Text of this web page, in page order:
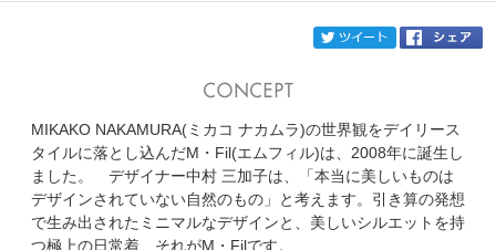
ブランド M・fil
カテゴリ
サイズ
MIKAKO NAKAMURA(ミカコ ナカムラ)の世界観をデイリース
タイルに落とし込んだM・Fil(エムフィル)は、2008年に誕生し
ました。 デザイナー中村 三加子は、「本当に美しいものは
デザインされていない自然のもの」と考えます。引き算の発想
で生み出されたミニマルなデザインと、美しいシルエットを持
つ極上の日常着、それがM・Filです。